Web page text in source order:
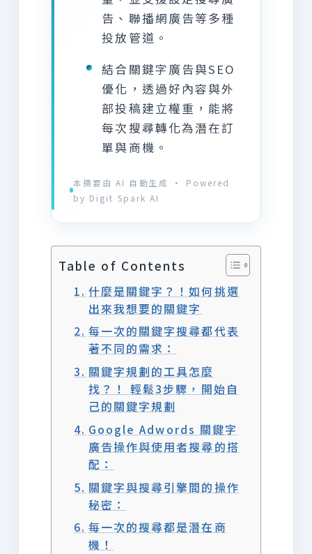
告、聯播網廣告等多種
投放管道。
結合關鍵字廣告與SEO
優化，透過好內容與外
部投稿建立權重，能將
每次搜尋轉化為潛在訂
單與商機。
本摘要由 AI 自動生成 · Powered
by Digit Spark AI
Table of Contents
什麼是關鍵字？！如何挑選
出來我想要的關鍵字
每一次的關鍵字搜尋都代表
著不同的需求：
關鍵字規劃的工具怎麼
找？！ 輕鬆3步驟，開始自
己的關鍵字規劃
Google Adwords 關鍵字
廣告操作與使用者搜尋的搭
配：
關鍵字與搜尋引擎間的操作
秘密：
每一次的搜尋都是潛在商
機！